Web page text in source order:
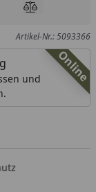
Produkt
Artikel-Nr.: 5093366
Online
und